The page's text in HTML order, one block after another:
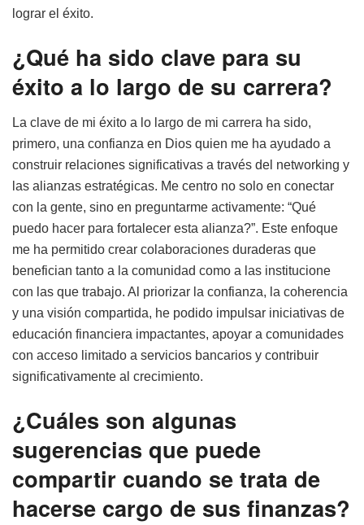
lograr el éxito.
¿Qué ha sido clave para su
éxito a lo largo de su carrera?
La clave de mi éxito a lo largo de mi carrera ha sido,
primero, una confianza en Dios quien me ha ayudado a
construir relaciones significativas a través del networking y
las alianzas estratégicas. Me centro no solo en conectar
con la gente, sino en preguntarme activamente: “Qué
puedo hacer para fortalecer esta alianza?”. Este enfoque
me ha permitido crear colaboraciones duraderas que
benefician tanto a la comunidad como a las institucione
con las que trabajo. Al priorizar la confianza, la coherencia
y una visión compartida, he podido impulsar iniciativas de
educación financiera impactantes, apoyar a comunidades
con acceso limitado a servicios bancarios y contribuir
significativamente al crecimiento.
¿Cuáles son algunas
sugerencias que puede
compartir cuando se trata de
hacerse cargo de sus finanzas?